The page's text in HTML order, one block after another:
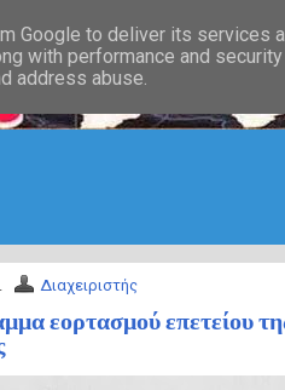
Διαχειριστής
εορτασμού επετείου
Google to deliver its services
with performance and
address abuse.